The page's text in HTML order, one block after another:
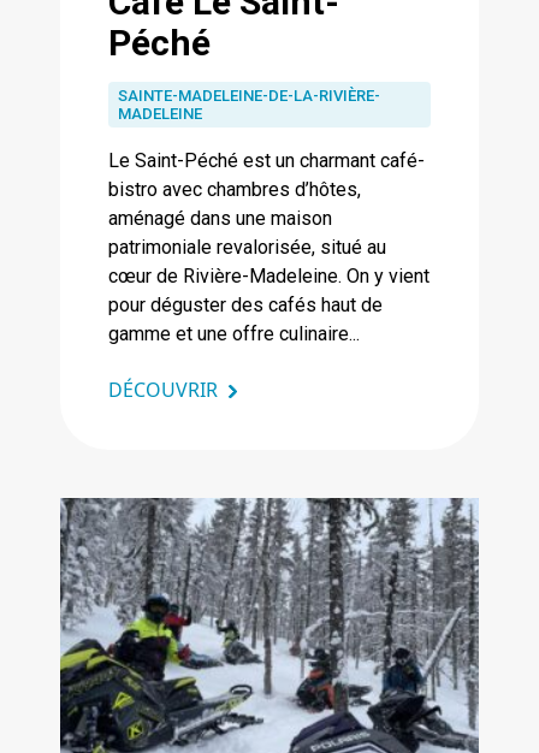
Péché
SAINTE-MADELEINE-DE-LA-RIVIÈRE-
MADELEINE
Le Saint-Péché est un charmant café-
bistro avec chambres d’hôtes,
aménagé dans une maison
patrimoniale revalorisée, situé au
cœur de Rivière-Madeleine. On y vient
pour déguster des cafés haut de
gamme et une offre culinaire...
DÉCOUVRIR